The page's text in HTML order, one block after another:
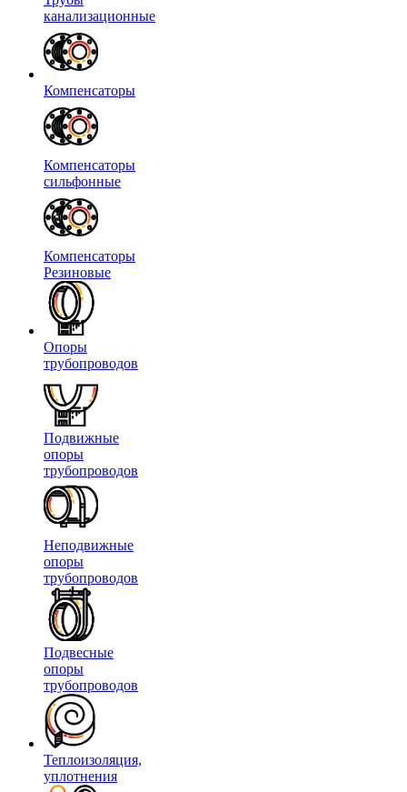
канализационные
Компенсаторы
Компенсаторы
сильфонные
Компенсаторы
Резиновые
Опоры
трубопроводов
Подвижные
опоры
трубопроводов
Неподвижные
опоры
трубопроводов
Подвесные
опоры
трубопроводов
Теплоизоляция,
уплотнения